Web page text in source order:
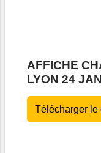
AFFICHE
LYON 24
Télécharger le